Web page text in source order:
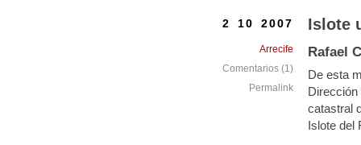
Islote
Rafael
De esta
Dirección
catastral
Islote del
2 10 2007
Arrecife
Comentarios (1)
Permalink